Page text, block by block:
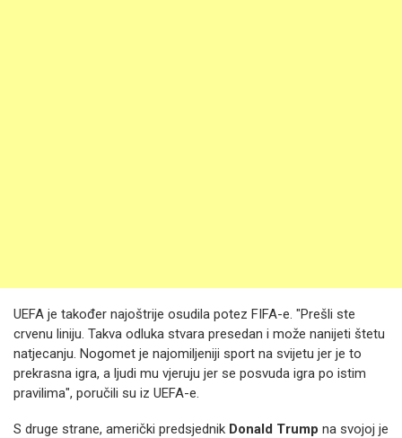
UEFA je također najoštrije osudila potez FIFA-e. "Prešli ste
crvenu liniju. Takva odluka stvara presedan i može nanijeti štetu
natjecanju. Nogomet je najomiljeniji sport na svijetu jer je to
prekrasna igra, a ljudi mu vjeruju jer se posvuda igra po istim
pravilima", poručili su iz UEFA-e.
S druge strane, američki predsjednik Donald Trump na svojoj je